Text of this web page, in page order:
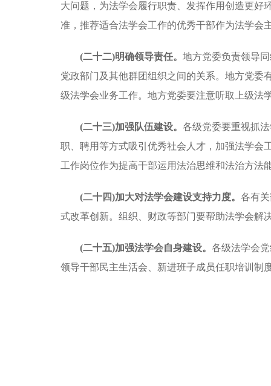
大问题，为法学会履行职责、发挥作用创造更好
准，推荐适合法学会工作的优秀干部作为法学会
(二十二)明确领导责任。 地方党委负责领导
党政部门及其他群团组织之间的关系。地方党委
级法学会业务工作。地方党委要注意听取上级法
(二十三)加强队伍建设。 各级党委要重视抓
职、聘用等方式吸引优秀社会人才，加强法学会
工作岗位作为提高干部运用法治思维和法治方法
(二十四)加大对法学会建设支持力度。 各有
式改革创新。组织、财政等部门要帮助法学会解
(二十五)加强法学会自身建设。 各级法学会
领导干部民主生活会、新进班子成员任职培训制